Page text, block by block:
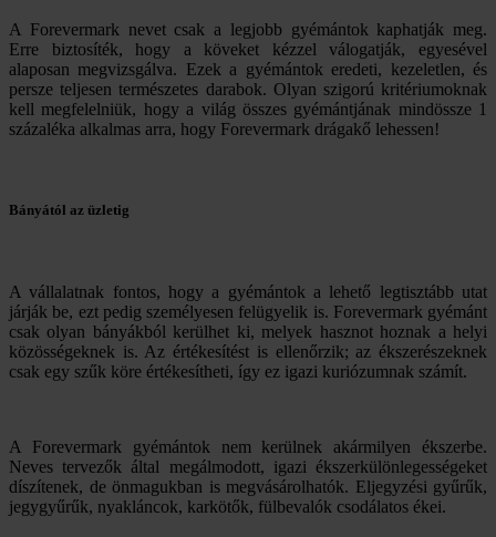
A Forevermark nevet csak a legjobb gyémántok kaphatják meg.
Erre biztosíték, hogy a köveket kézzel válogatják, egyesével
alaposan megvizsgálva. Ezek a gyémántok eredeti, kezeletlen, és
persze teljesen természetes darabok. Olyan szigorú kritériumoknak
kell megfelelniük, hogy a világ összes gyémántjának mindössze 1
százaléka alkalmas arra, hogy Forevermark drágakő lehessen!
Bányától az üzletig
A vállalatnak fontos, hogy a gyémántok a lehető legtisztább utat
járják be, ezt pedig személyesen felügyelik is. Forevermark gyémánt
csak olyan bányákból kerülhet ki, melyek hasznot hoznak a helyi
közösségeknek is. Az értékesítést is ellenőrzik; az ékszerészeknek
csak egy szűk köre értékesítheti, így ez igazi kuriózumnak számít.
A Forevermark gyémántok nem kerülnek akármilyen ékszerbe.
Neves tervezők által megálmodott, igazi ékszerkülönlegességeket
díszítenek, de önmagukban is megvásárolhatók. Eljegyzési gyűrűk,
jegygyűrűk, nyakláncok, karkötők, fülbevalók csodálatos ékei.